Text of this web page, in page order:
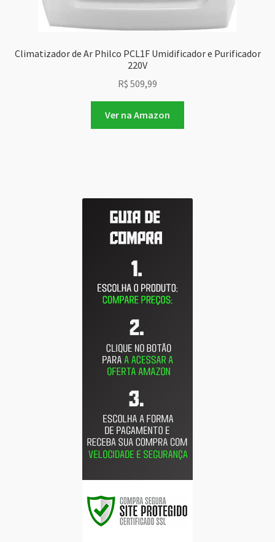
Climatizador de Ar Philco PCL1F Umidificador e Purificador
220V
R$ 509,99
Ver na Amazon